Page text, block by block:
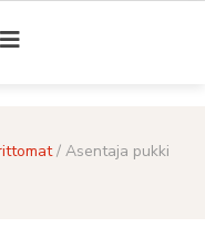
/ Asentaja pukki